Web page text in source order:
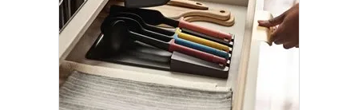
カテゴリーから探す
ガイドライン